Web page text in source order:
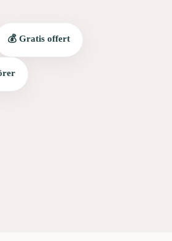
💰 Gratis offert